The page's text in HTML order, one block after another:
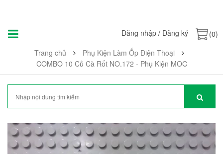
Đăng nhập / Đăng ký
(0)
Trang chủ
Phụ Kiện Làm Ốp Điện Thoại
COMBO 10 Củ Cà Rốt NO.172 - Phụ Kiện MOC